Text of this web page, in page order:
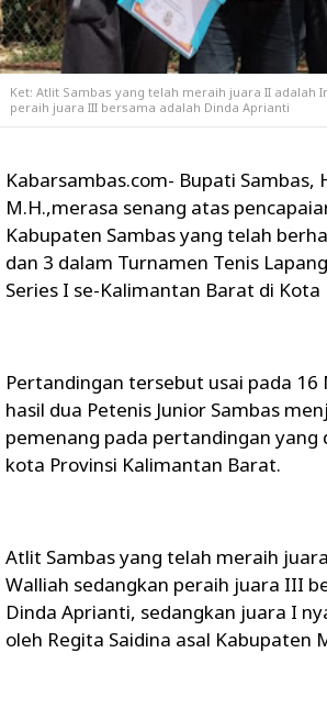
Ket: Atlit Sambas yang telah meraih juara II adalah
peraih juara III bersama adalah Dinda Aprianti
Kabarsambas.com- Bupati Sambas,
M.H.,merasa senang atas
Kabupaten Sambas yang telah
dan 3 dalam Turnamen Tenis
Series I se-Kalimantan Barat di Kota
Pertandingan tersebut usai pada 16
hasil dua Petenis Junior Sambas
pemenang pada pertandingan yang
kota Provinsi Kalimantan Barat.
Atlit Sambas yang telah meraih
Walliah sedangkan peraih juara III
Dinda Aprianti, sedangkan juara I
oleh Regita Saidina asal Kabupaten